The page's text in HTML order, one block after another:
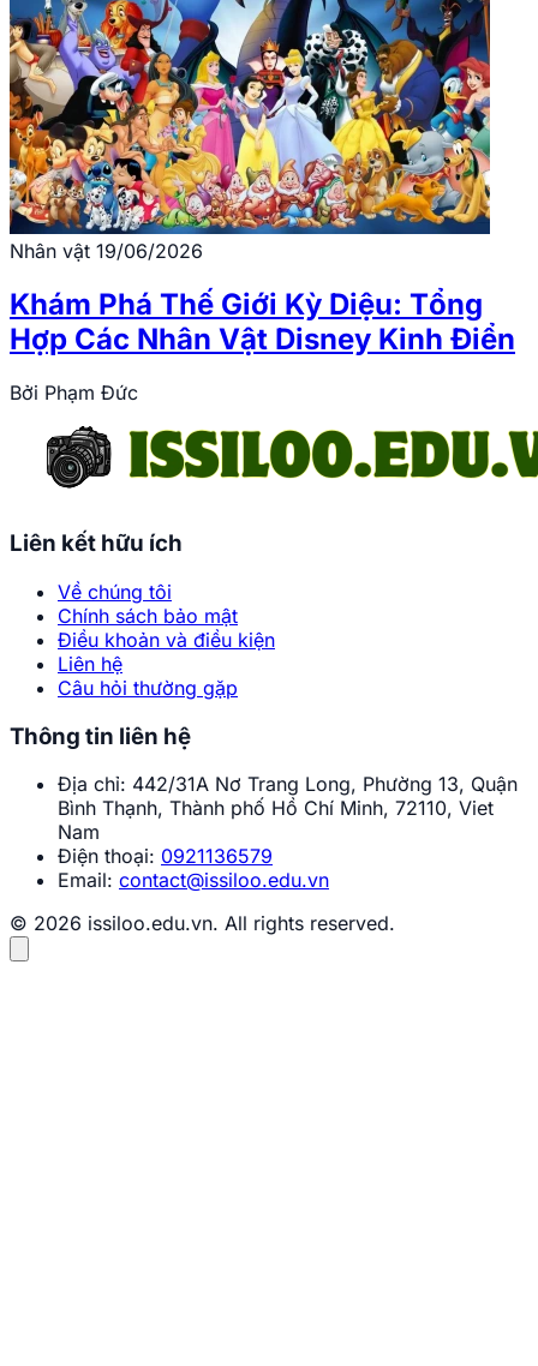
Nhân vật 19/06/2026
Khám Phá Thế Giới Kỳ Diệu: Tổng
Hợp Các Nhân Vật Disney Kinh Điển
Bởi Phạm Đức
Liên kết hữu ích
Về chúng tôi
Chính sách bảo mật
Điều khoản và điều kiện
Liên hệ
Câu hỏi thường gặp
Thông tin liên hệ
Địa chỉ: 442/31A Nơ Trang Long, Phường 13, Quận
Bình Thạnh, Thành phố Hồ Chí Minh, 72110, Viet
Nam
Điện thoại: 0921136579
Email: contact@issiloo.edu.vn
© 2026 issiloo.edu.vn. All rights reserved.